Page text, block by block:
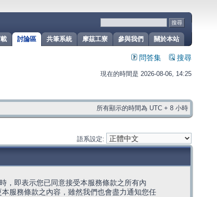
關於本站
參與我們
摩茲工寮
共筆系統
討論區
問答集 搜尋
現在的時間是 2026-08-06, 14:25
所有顯示的時間為 UTC + 8 小時
語系設定:
，即表示您已同意接受本服務條款之所有內
服務條款之內容，雖然我們也會盡力通知您任